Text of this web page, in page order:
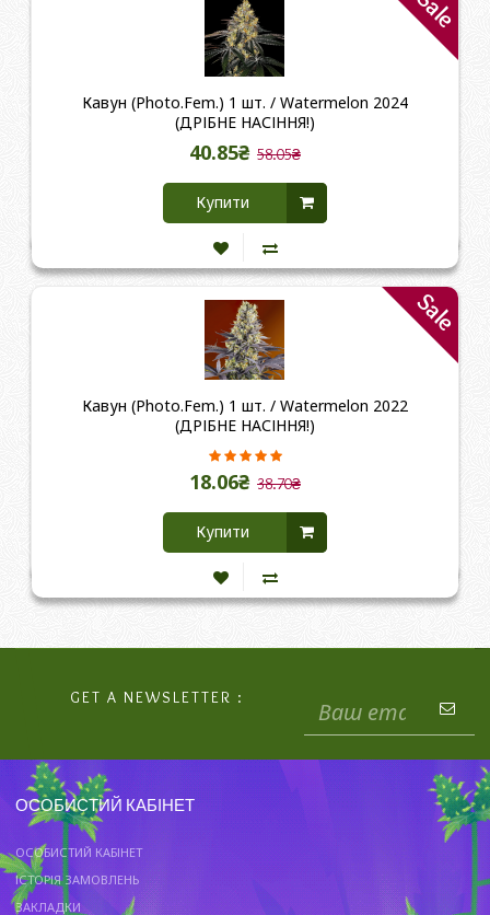
Кавун (Photo.Fem.) 1 шт. / Watermelon 2024
(ДРІБНЕ НАСІННЯ!)
40.85₴ 58.05₴
Купити
Sale
Кавун (Photo.Fem.) 1 шт. / Watermelon 2022
(ДРІБНЕ НАСІННЯ!)
18.06₴ 38.70₴
Купити
GET A NEWSLETTER :
ОСОБИСТИЙ КАБІНЕТ
ОСОБИСТИЙ КАБІНЕТ
ІСТОРІЯ ЗАМОВЛЕНЬ
ЗАКЛАДКИ